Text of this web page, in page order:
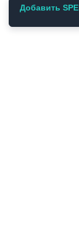
Добавить